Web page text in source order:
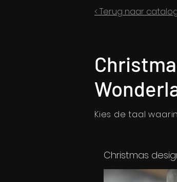
< Terug naar
Kies de taal
Christmas